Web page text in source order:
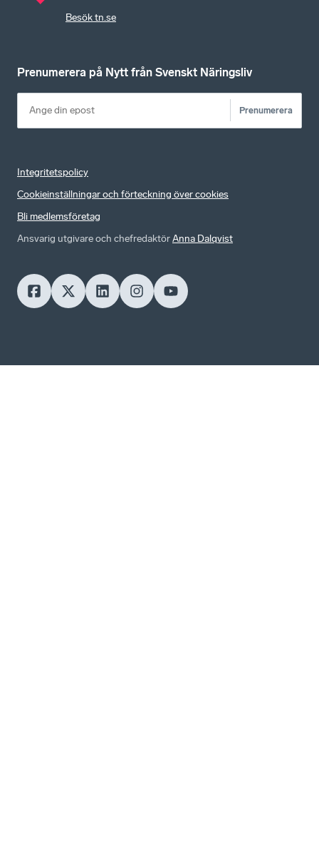
Besök tn.se
Prenumerera på Nytt från Svenskt Näringsliv
Prenumerera
Integritetspolicy
Cookieinställningar och förteckning över cookies
Bli medlemsföretag
Ansvarig utgivare och chefredaktörAnna Dalqvist